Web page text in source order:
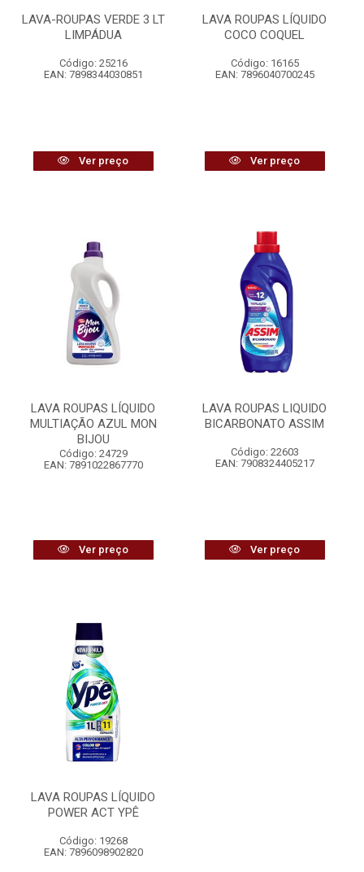
LAVA-ROUPAS VERDE 3 LT
LIMPÁDUA
Código: 25216
EAN: 7898344030851
Ver preço
LAVA ROUPAS LÍQUIDO
COCO COQUEL
Código: 16165
EAN: 7896040700245
Ver preço
LAVA ROUPAS LÍQUIDO
MULTIAÇÃO AZUL MON
BIJOU
Código: 24729
EAN: 7891022867770
Ver preço
LAVA ROUPAS LIQUIDO
BICARBONATO ASSIM
Código: 22603
EAN: 7908324405217
Ver preço
LAVA ROUPAS LÍQUIDO
POWER ACT YPÊ
Código: 19268
EAN: 7896098902820